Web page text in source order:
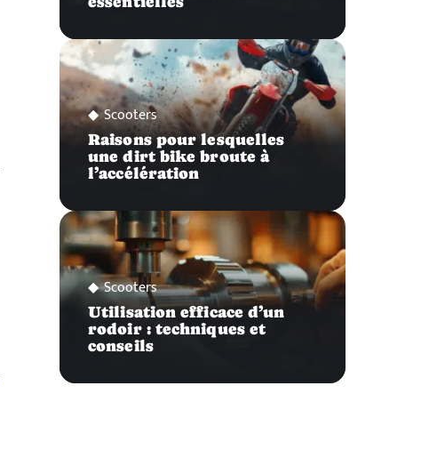
Scooters
Raisons pour lesquelles
une dirt bike broute à
l’accélération
Scooters
Utilisation efficace d’un
rodoir : techniques et
conseils